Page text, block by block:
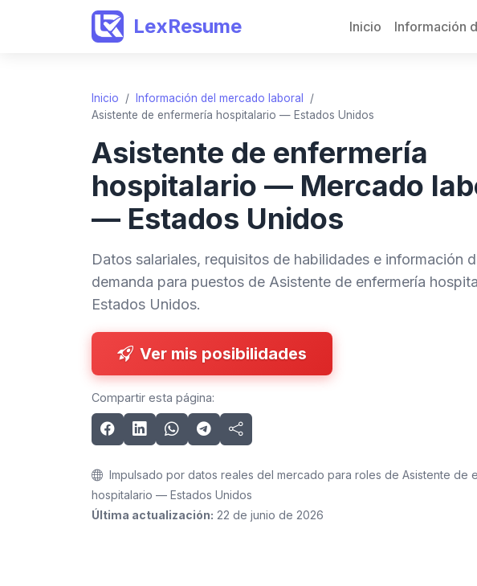
LexResume Inicio Información
Inicio / Información del mercado laboral
/
Asistente de enfermería hospitalario — Estados Unidos
Asistente de enfermería
hospitalario — Mercado
— Estados Unidos
Datos salariales, requisitos de habilidades e información
demanda para puestos de Asistente de enfermería
Estados Unidos.
Ver mis posibilidades
Compartir esta página:
Impulsado por datos reales del mercado para roles de Asistente de
hospitalario — Estados Unidos
Última actualización: 22 de junio de 2026